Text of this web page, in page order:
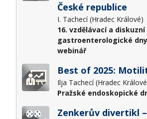
České republice
I. Tachecí (Hradec Králové)
16. vzdělávací a diskuzní
gastroenterologické dny
webinář
Best of 2025:
Ilja Tachecí (Hradec
Pražské endoskopické
Zenkerův divertikl –